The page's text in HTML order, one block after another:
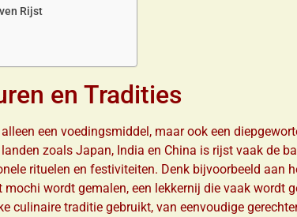
Rijst
en Tradities
een voedingsmiddel, maar ook een
zoals Japan, India en China is rijst vaak de
rituelen en festiviteiten. Denk bijvoorbeeld aan
wordt gemalen, een lekkernij die vaak wordt
culinaire traditie gebruikt, van eenvoudige